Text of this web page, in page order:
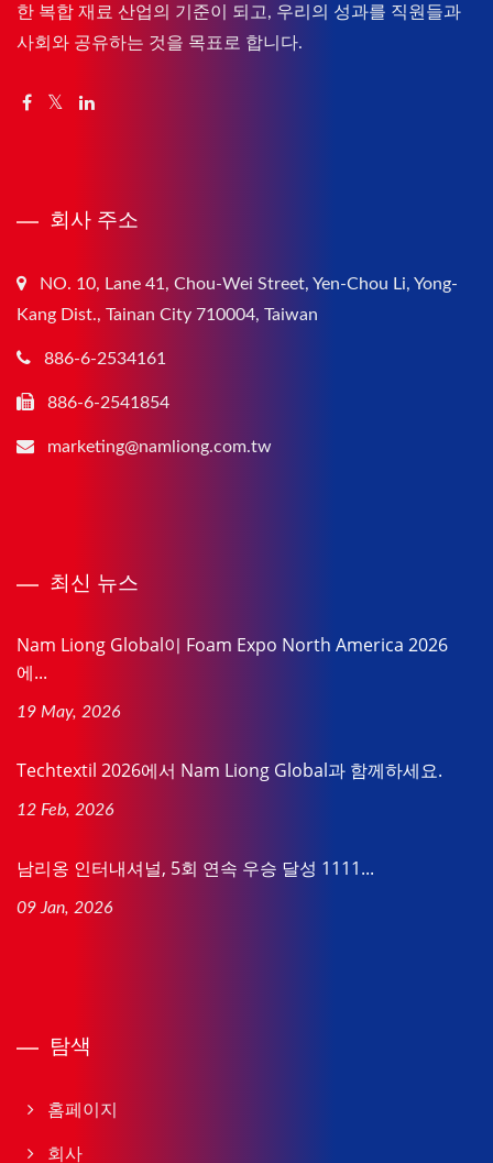
한 복합 재료 산업의 기준이 되고, 우리의 성과를 직원들과
사회와 공유하는 것을 목표로 합니다.
회사 주소
NO. 10, Lane 41, Chou-Wei Street, Yen-Chou Li, Yong-
Kang Dist., Tainan City 710004, Taiwan
886-6-2534161
886-6-2541854
marketing@namliong.com.tw
최신 뉴스
Nam Liong Global이 Foam Expo North America 2026
에...
19 May, 2026
Techtextil 2026에서 Nam Liong Global과 함께하세요.
12 Feb, 2026
남리옹 인터내셔널, 5회 연속 우승 달성 1111...
09 Jan, 2026
탐색
홈페이지
회사